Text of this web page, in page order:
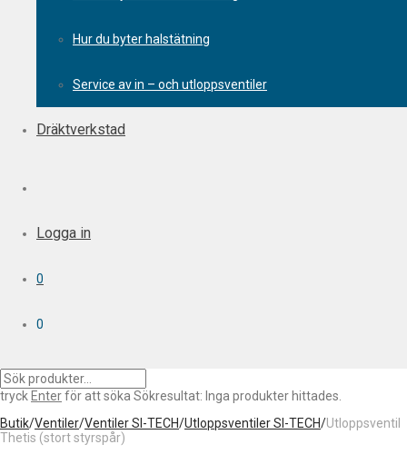
Hur du byter halstätning
Service av in – och utloppsventiler
Dräktverkstad
Logga in
0
0
tryck Enterför att söka Sökresultat: Inga produkter hittades.
Butik/Ventiler/Ventiler SI-TECH/Utloppsventiler SI-TECH/Utloppsventil
Thetis (stort styrspår)